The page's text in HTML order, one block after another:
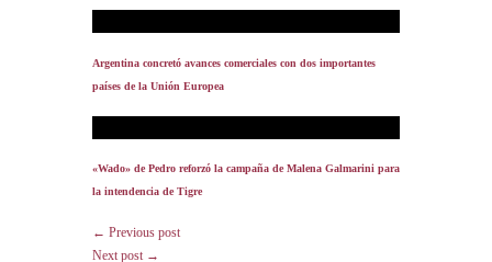
Argentina concretó avances comerciales con dos importantes
países de la Unión Europea
«Wado» de Pedro reforzó la campaña de Malena Galmarini para
la intendencia de Tigre
← Previous post
Next post →